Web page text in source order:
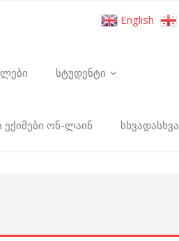
სტუდენტი
ონ-ლაინ სხვადასხვა
English